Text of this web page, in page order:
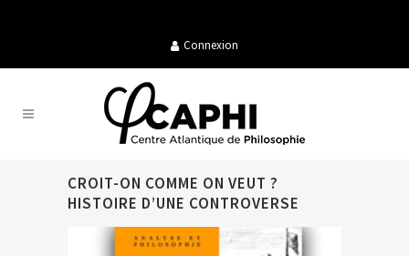
Connexion
CROIT-ON COMME ON VEUT ?
HISTOIRE D’UNE CONTROVERSE